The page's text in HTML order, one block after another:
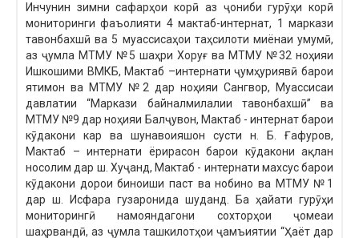
Инчунин зимни сафарҳои корӣ аз ҷониби гурӯҳи корӣ
мониторинги фаъолияти 4 мактаб-интернат, 1 маркази
тавонбахшӣ ва 5 муассисаҳои таҳсилоти миёнаи умумӣ,
аз ҷумла МТМУ №5 шаҳри Хоруғ ва МТМУ №32 ноҳияи
Ишкошими ВМКБ, Мактаб –интернати ҷумҳуриявӣ барои
ятимон ва МТМУ №2 дар ноҳияи Сангвор, Муассисаи
давлатии “Маркази байналмилалии тавонбахшӣ” ва
МТМУ №9 дар ноҳияи Балҷувон, Мактаб - интернат барои
кӯдакони кар ва шунавоияшон сусти н. Б. Ғафуров,
Мактаб – интернати ёрирасон барои кӯдакони ақлан
носолим дар ш. Хуҷанд, Мактаб - интернати махсус барои
кӯдакони дорои биноиши паст ва нобино ва МТМУ №1
дар ш. Исфара гузаронида шуданд. Ба ҳайати гурӯҳи
мониторингӣ намояндагони сохторҳои ҷомеаи
шаҳрвандӣ, аз ҷумла ташкилотҳои ҷамъиятии “Ҳаёт дар